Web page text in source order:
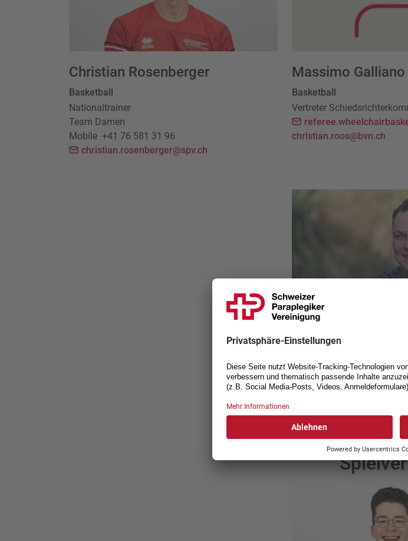
Christian Rosenberger
Basketball
Nationaltrainer
Team Damen
Mobile +41 76 581 31 96
christian.rosenberger@spv.ch
Massimo Galliano
Basketball
Vertreter
christian.roos@bvn.ch
Basketball
Spielbetrieb und